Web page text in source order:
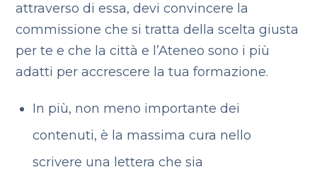
attraverso di essa, devi convincere la
commissione che si tratta della scelta giusta
per te e che la città e l’Ateneo sono i più
adatti per accrescere la tua formazione.
In più, non meno importante dei
contenuti, è la massima cura nello
scrivere una lettera che sia